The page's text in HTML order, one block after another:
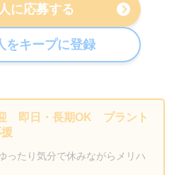
即日・長期OK プラント
援
ったり気分で休みながらメリハ